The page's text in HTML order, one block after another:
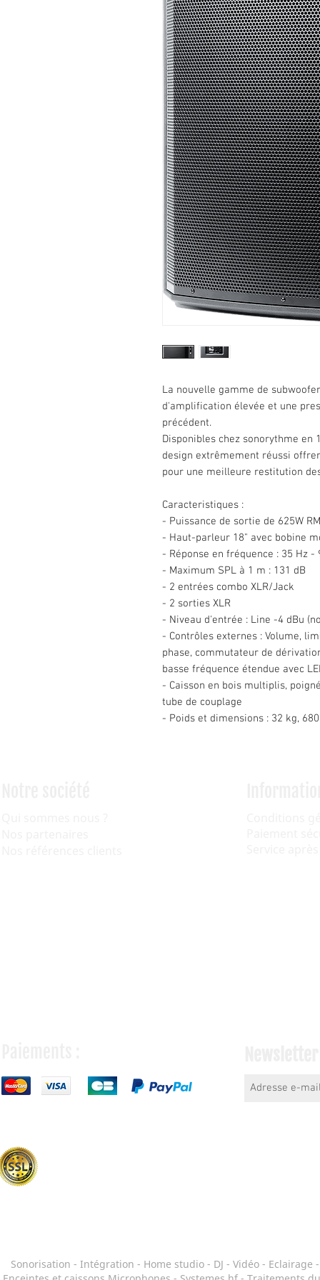
La nouvelle gamme de
d'amplification élevée et une
précédent.
Disponibles chez sonorythme en
design extrêmement réussi
pour une meilleure restitution
Caracteristiques :
- Puissance de sortie de 625W
- Haut-parleur 18" avec bobine
- Réponse en fréquence : 35 Hz -
- Maximum SPL à 1 m : 131 dB
- 2 entrées combo XLR/Jack
- 2 sorties XLR
- Niveau d'entrée : Line -4 dBu
- Contrôles externes : Volume,
phase, commutateur de
basse fréquence étendue avec
- Caisson en bois multiplis,
tube de couplage
- Poids et dimensions : 32 kg,
Sonorisation - Intégration - Home studio - DJ - Vidéo - Eclairage -